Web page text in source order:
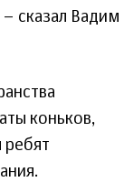
сказал Вадим
коньков,
ребят